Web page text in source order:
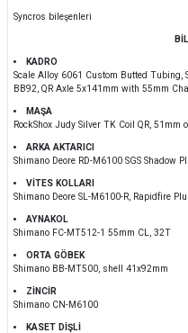
Syncros bileşenleri
KADRO
Scale Alloy 6061 Custom Butted Tubing,
BB92, QR Axle 5x141mm with 55mm
MAŞA
RockShox Judy Silver TK Coil QR, 51mm
ARKA AKTARICI
Shimano Deore RD-M6100 SGS Shadow
VİTES KOLLARI
Shimano Deore SL-M6100-R, Rapidfire
AYNAKOL
Shimano FC-MT512-1 55mm CL, 32T
ORTA GÖBEK
Shimano BB-MT500, shell 41x92mm
ZİNCİR
Shimano CN-M6100
KASET DİŞLİ